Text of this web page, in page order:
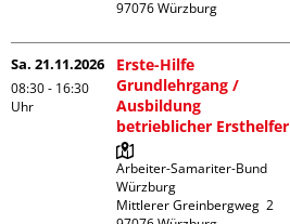
Sa. 21.11.2026
08:30 - 16:30
Uhr
Erste-Hilfe
Grundlehrgang /
Ausbildung
betrieblicher Ersthelfer
Arbeiter-Samariter-Bund
Würzburg
Mittlerer Greinbergweg  2